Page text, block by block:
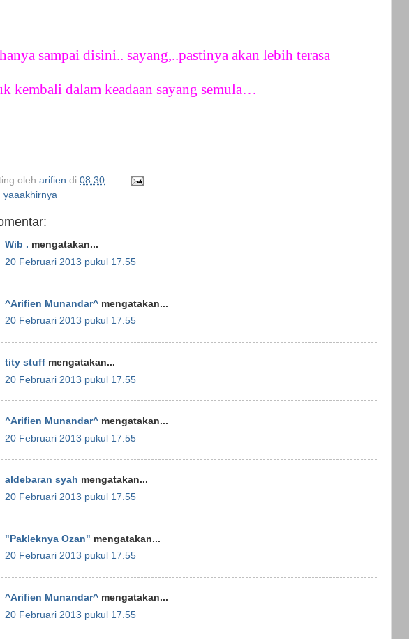
sampai disini.. sayang,..pastinya akan lebih terasa
kembali dalam keadaan sayang semula…
oleh arifien di 08.30
yaaakhirnya
Wib . mengatakan...
20 Februari 2013 pukul 17.55
^Arifien Munandar^ mengatakan...
20 Februari 2013 pukul 17.55
tity stuff mengatakan...
20 Februari 2013 pukul 17.55
^Arifien Munandar^ mengatakan...
20 Februari 2013 pukul 17.55
aldebaran syah mengatakan...
20 Februari 2013 pukul 17.55
"Pakleknya Ozan" mengatakan...
20 Februari 2013 pukul 17.55
^Arifien Munandar^ mengatakan...
20 Februari 2013 pukul 17.55